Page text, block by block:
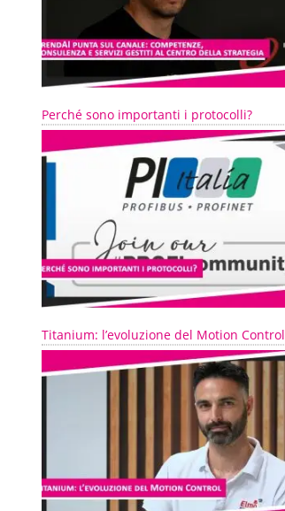
Perché sono importanti i protocolli?
Titanium: l’evoluzione del Motion Control